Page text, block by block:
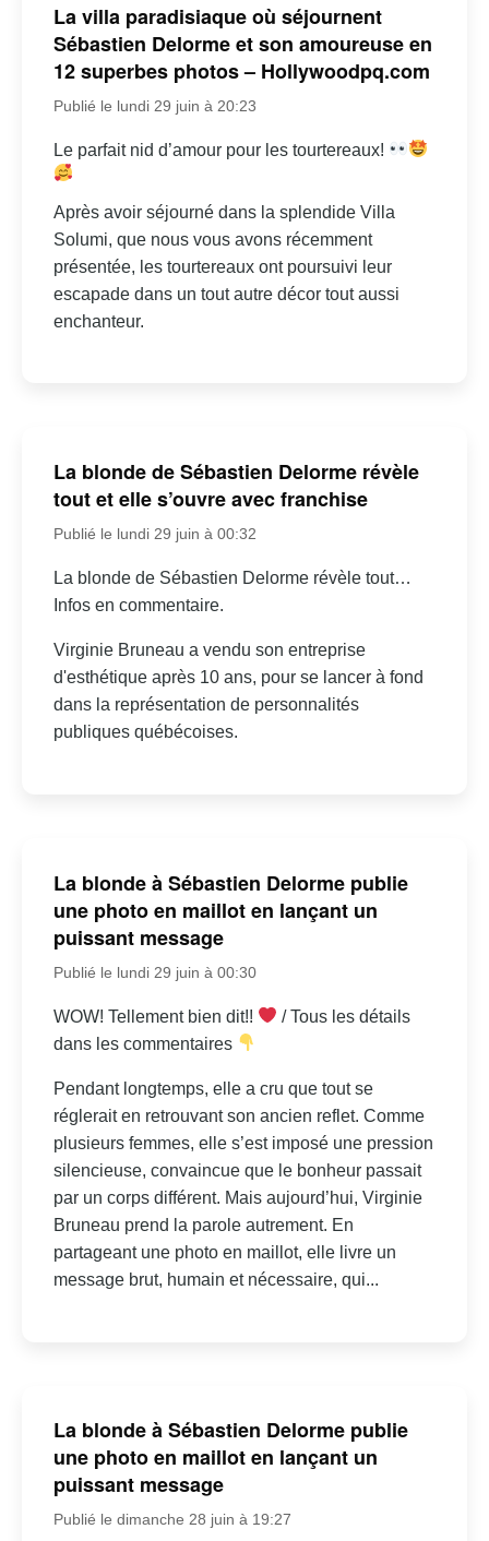
La villa paradisiaque où séjournent
Sébastien Delorme et son amoureuse en
12 superbes photos – Hollywoodpq.com
Publié le lundi 29 juin à 20:23
Le parfait nid d’amour pour les tourtereaux!
Après avoir séjourné dans la splendide Villa
Solumi, que nous vous avons récemment
présentée, les tourtereaux ont poursuivi leur
escapade dans un tout autre décor tout aussi
enchanteur.
La blonde de Sébastien Delorme révèle
tout et elle s’ouvre avec franchise
Publié le lundi 29 juin à 00:32
La blonde de Sébastien Delorme révèle tout…
Infos en commentaire.
Virginie Bruneau a vendu son entreprise
d'esthétique après 10 ans, pour se lancer à fond
dans la représentation de personnalités
publiques québécoises.
La blonde à Sébastien Delorme publie
une photo en maillot en lançant un
puissant message
Publié le lundi 29 juin à 00:30
WOW! Tellement bien dit!!
/ Tous les détails
dans les commentaires
Pendant longtemps, elle a cru que tout se
réglerait en retrouvant son ancien reflet. Comme
plusieurs femmes, elle s’est imposé une pression
silencieuse, convaincue que le bonheur passait
par un corps différent. Mais aujourd’hui, Virginie
Bruneau prend la parole autrement. En
partageant une photo en maillot, elle livre un
message brut, humain et nécessaire, qui...
La blonde à Sébastien Delorme publie
une photo en maillot en lançant un
puissant message
Publié le dimanche 28 juin à 19:27